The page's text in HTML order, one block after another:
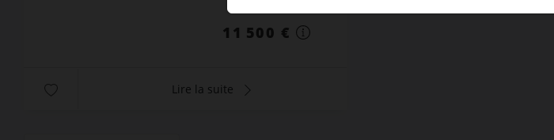
11 500 €
Lire la suite